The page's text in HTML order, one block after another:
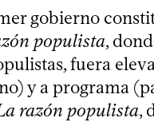
gobierno
populista,
fuera
y a programa
razón populista,